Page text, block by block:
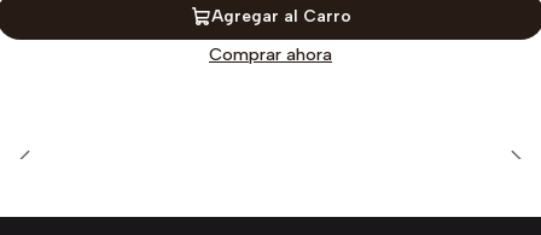
Agregar al Carro
Comprar ahora